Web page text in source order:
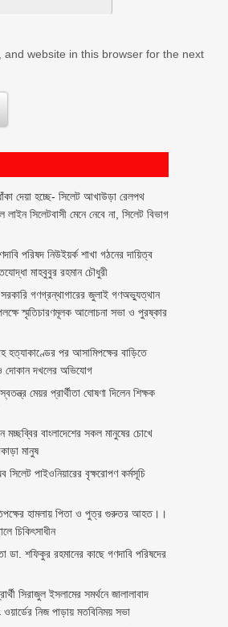
and website in this browser for the next
দেয়া হচ্ছে- সিলেট আখাউড়া রেলপথ
লাইন সিলেটবাসী মেনে নেবে না, সিলেট বিভাগ
পরিষদ নিউইয়র্ক শাখা গঠনের দায়িত্ব
মাহবুবুর রহমান চৌধুরী
সরকারি গণগ্রন্থাগারের জুলাই গণঅভ্যুত্থান
স্মৃতিচারণমূলক আলোচনা সভা ও পুরষ্কার
হত্যাকাণ্ডের পর আসামিপক্ষের বাড়িতে
দোকান দখলের অভিযোগ
স্বতন্ত্র মেয়র প্রার্থীতা ঘোষণা দিলেন শিক্ষক
বাংলাদেশের সকল মানুষের চোখে
মানুষ
সিলেট পাইওনিয়ারের বৃক্ষরোপণ কর্মসূচি
হামলায় পিতা ও পুত্র গুরুতর আহত।।
চিকিৎসাধীন
ডা. শফিকুর রহমানের কাছে গণদাবি পরিষদের
সিরাজুল ইসলামের সমর্থনে জালালাবাদ
নিজ পাড়ায় মতবিনিময় সভা